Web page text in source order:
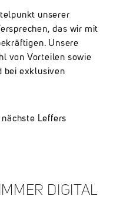
unserer
das wir mit
Unsere
von Vorteilen sowie
bei exklusiven
nächste Leffers
DIGITAL